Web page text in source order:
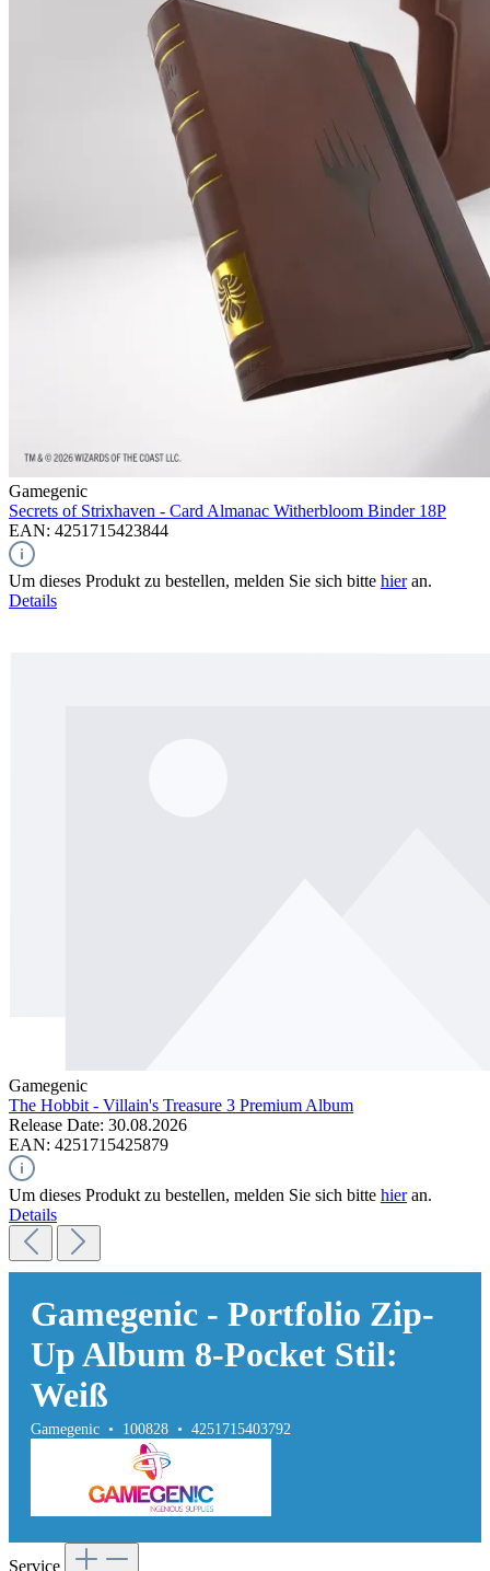
Gamegenic
Secrets of Strixhaven - Card Almanac Witherbloom Binder 18P
EAN: 4251715423844
Um dieses Produkt zu bestellen, melden Sie sich bitte hieran.
Details
Gamegenic
The Hobbit - Villain's Treasure 3 Premium Album
Release Date: 30.08.2026
EAN: 4251715425879
Um dieses Produkt zu bestellen, melden Sie sich bitte hieran.
Details
Gamegenic - Portfolio Zip-
Up Album 8-Pocket Stil:
Weiß
Gamegenic • 100828 • 4251715403792
Service